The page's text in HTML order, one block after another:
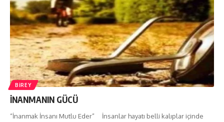
BIREY
İNANMANIN GÜCÜ
“İnanmak İnsanı Mutlu Eder” İnsanlar hayatı belli kalıplar içinde